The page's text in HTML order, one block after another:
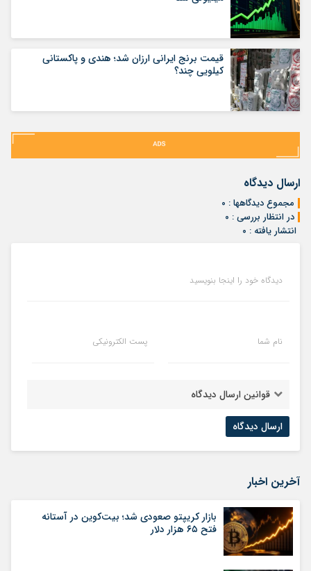
قیمت برنج ایرانی ارزان شد؛ هندی و پاکستانی
کیلویی چند؟
ارسال دیدگاه
مجموع دیدگاهها : ۰
در انتظار بررسی : ۰
انتشار یافته : ۰
دیدگاه خود را اینجا بنویسید
نام شما پست الکترونیکی
قوانین ارسال دیدگاه
آخرین اخبار
بازار کریپتو صعودی شد؛ بیت‌کوین در آستانه
فتح ۶۵ هزار دلار